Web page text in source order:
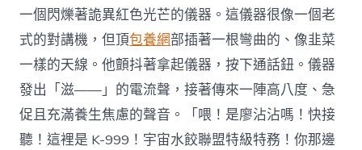
一個閃爍著詭異紅色光芒的儀器。這儀器很像一個老
式的對講機，但頂包養網部插著一根彎曲的、像韭菜
一樣的天線。他顫抖著拿起儀器，按下通話鈕。儀器
發出「滋——」的電流聲，接著傳來一陣高八度、急
促且充滿養生焦慮的聲音。「喂！是廖沾沾嗎！快接
聽！這裡是 K-999！宇宙水餃聯盟特級特務！你那邊